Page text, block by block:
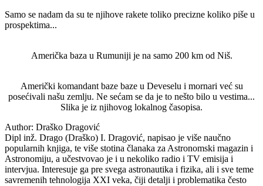
Samo se nadam da su te njihove rakete toliko precizne koliko piše u
prospektima...
Američka baza u Rumuniji je na samo 200 km od Niš.
Američki komandant baze baze u Deveselu i mornari već su
posećivali našu zemlju. Ne sećam se da je to nešto bilo u vestima...
Slika je iz njihovog lokalnog časopisa.
Author: Draško Dragović
Dipl inž. Drago (Draško) I. Dragović, napisao je više naučno
popularnih knjiga, te više stotina članaka za Astronomski magazin i
Astronomiju, a učestvovao je i u nekoliko radio i TV emisija i
intervjua. Interesuje ga pre svega astronautika i fizika, ali i sve teme
savremenih tehnologija XXI veka, čiji detalji i problematika često